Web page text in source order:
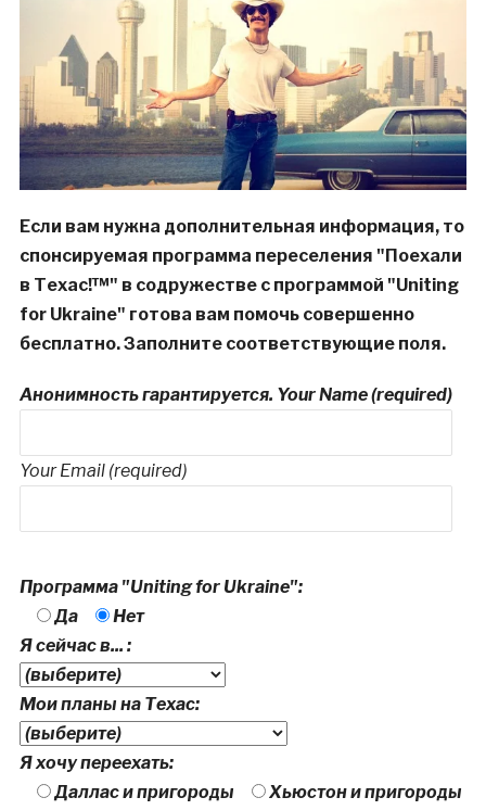
Если вам нужна дополнительная информация, то
спонсируемая программа переселения "Поехали
в Техас!™" в содружестве с программой "Uniting
for Ukraine" готова вам помочь совершенно
бесплатно. Заполните соответствующие поля.
Анонимность гарантируется. Your Name (required)
Your Email (required)
Программа "Uniting for Ukraine":
Да
Нет
Я сейчас в... :
Мои планы на Техас:
Я хочу переехать:
Даллас и пригороды
Хьюстон и пригороды